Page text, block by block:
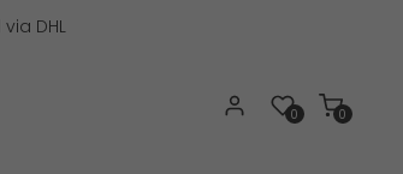
DHL
0
0